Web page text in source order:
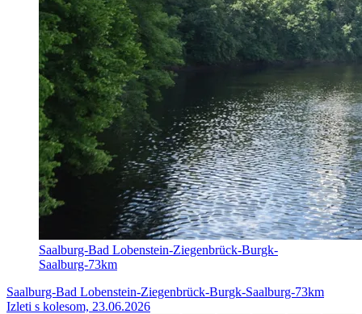
Saalburg-Bad Lobenstein-Ziegenbrück-Burgk-
Saalburg-73km
Saalburg-Bad Lobenstein-Ziegenbrück-Burgk-Saalburg-73km
Izleti s kolesom, 23.06.2026